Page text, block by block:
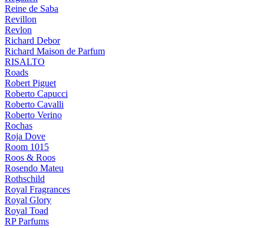
Reine de Saba
Revillon
Revlon
Richard Debor
Richard Maison de Parfum
RISALTO
Roads
Robert Piguet
Roberto Capucci
Roberto Cavalli
Roberto Verino
Rochas
Roja Dove
Room 1015
Roos & Roos
Rosendo Mateu
Rothschild
Royal Fragrances
Royal Glory
Royal Toad
RP Parfums